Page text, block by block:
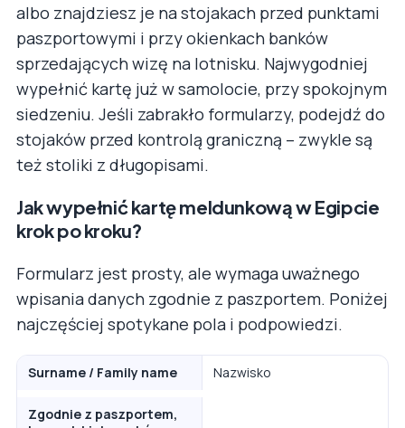
albo znajdziesz je na stojakach przed punktami
paszportowymi i przy okienkach banków
sprzedających wizę na lotnisku. Najwygodniej
wypełnić kartę już w samolocie, przy spokojnym
siedzeniu. Jeśli zabrakło formularzy, podejdź do
stojaków przed kontrolą graniczną – zwykle są
też stoliki z długopisami.
Jak wypełnić kartę meldunkową w Egipcie
krok po kroku?
Formularz jest prosty, ale wymaga uważnego
wpisania danych zgodnie z paszportem. Poniżej
najczęściej spotykane pola i podpowiedzi.
Surname / Family name Nazwisko
Zgodnie z paszportem,